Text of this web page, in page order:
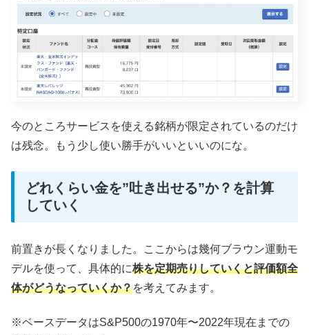
今のところサービスを使える銘柄が限定されているのだけ
は残念。もう少し使い勝手がいいといいのにな。
どれくらい金を”吐き出せる”か？を計算
していく
前置きが長くなりました。ここからは幾何ブラウン運動モ
デルを使って、具体的に株を定期売りしていくと評価額全
体がどうなっていくか？を考えてみます。
※ベースデータはS&P500の1970年〜2022年現在までの